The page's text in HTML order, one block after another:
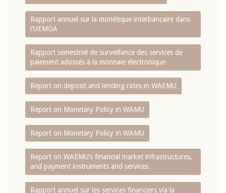
Rapport annuel sur la monétique interbancaire dans
l'UEMOA
Rapport semestriel de surveillance des services de
paiement adossés à la monnaie électronique
Report on deposit and lending rates in WAEMU
Report on Monetary Policy in WAMU
Report on Monetary Policy in WAMU
Report on WAEMU’s financial market infrastructures,
and payment instruments and services
Rapport annuel sur les services financiers via la